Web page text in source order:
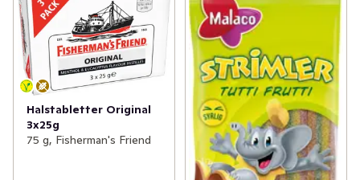
Halstabletter Original
3x25g
75 g, Fisherman's Friend